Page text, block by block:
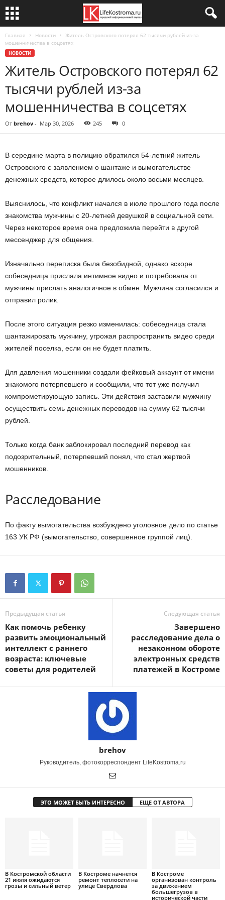
Главная Новости
Житель Островского потерял 62 тысячи рублей из-за
мошенничества в соцсетях
НОВОСТИ
Житель Островского потерял 62
тысячи рублей из-за
мошенничества в соцсетях
От brehov - Мар 30, 2026 245 0
В середине марта в полицию обратился 54-летний житель
Островского с заявлением о шантаже и вымогательстве
денежных средств, которое длилось около восьми месяцев.
Выяснилось, что конфликт начался в июле прошлого года после
знакомства мужчины с 20-летней девушкой в социальной сети.
Через некоторое время она предложила перейти в другой
мессенджер для общения.
Изначально переписка была безобидной, однако вскоре
собеседница прислала интимное видео и потребовала от
мужчины прислать аналогичное в обмен. Мужчина согласился и
отправил ролик.
После этого ситуация резко изменилась: собеседница стала
шантажировать мужчину, угрожая распространить видео среди
жителей поселка, если он не будет платить.
Для давления мошенники создали фейковый аккаунт от имени
знакомого потерпевшего и сообщили, что тот уже получил
компрометирующую запись. Эти действия заставили мужчину
осуществить семь денежных переводов на сумму 62 тысячи
рублей.
Только когда банк заблокировал последний перевод как
подозрительный, потерпевший понял, что стал жертвой
мошенников.
Расследование
По факту вымогательства возбуждено уголовное дело по статье
163 УК РФ (вымогательство, совершенное группой лиц).
Предыдущая статья
Как помочь ребенку
развить эмоциональный
интеллект с раннего
возраста: ключевые
советы для родителей
Следующая статья
Завершено
расследование дела о
незаконном обороте
электронных средств
платежей в Костроме
brehov
Руководитель, фотокорреспондент LifeKostroma.ru
ЭТО МОЖЕТ БЫТЬ ИНТЕРЕСНО ЕЩЕ ОТ АВТОРА
В Костромской области
21 июля ожидаются
грозы и сильный ветер
В Костроме начнется
ремонт теплосети на
улице Свердлова
В Костроме
организован контроль
за движением
большегрузов в
исторической части